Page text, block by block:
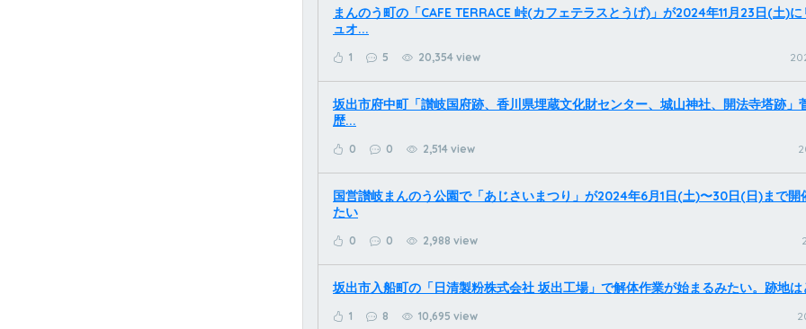
まんのう町の「CAFE TERRACE 峠(カフェテラスとうげ)」が2024年11月23日(土)
ュオ...
1 5 20,354 view
坂出市府中町「讃岐国府跡、香川県埋蔵文化財センター、城山神社、開法寺塔跡」
歴...
0 0 2,514 view
国営讃岐まんのう公園で「あじさいまつり」が2024年6月1日(土)〜30日(日)まで開
たい
0 0 2,988 view
坂出市入船町の「日清製粉株式会社 坂出工場」で解体作業が始まるみたい。跡地は
1 8 10,695 view